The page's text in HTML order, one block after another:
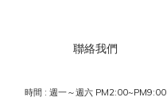
聯絡我們
時間 : 週一～週六 PM2:00~PM9:00